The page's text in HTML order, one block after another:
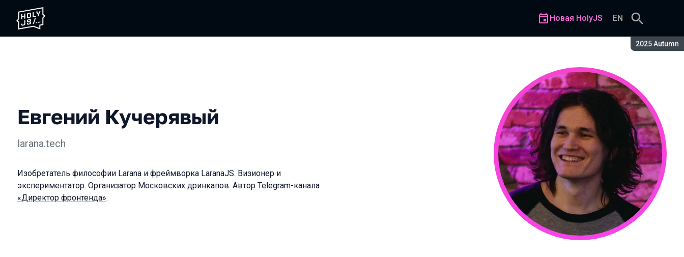
Сезон:
2025 Autumn
Новая HolyJS EN
Евгений Кучерявый
larana.tech
Изобретатель философии Larana и фреймворка LaranaJS. Визионер и
экспериментатор. Организатор Московских дринкапов. Автор Telegram-канала
«Директор фронтенда».